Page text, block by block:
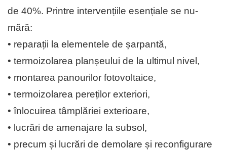
de 40%. Prin­tre intervențiile esențiale se nu­
mără:
• reparații la elementele de șarpantă,
• termoizolarea planșeului de la ultimul nivel,
• montarea panourilor fotovoltaice,
• termoizolarea pereților exteriori,
• înlocuirea tâmplăriei exterioare,
• lucrări de amenajare la subsol,
• precum și lucrări de demolare și reconfigurare